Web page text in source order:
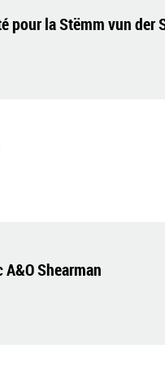
pour la Stëmm vun der
Shearman